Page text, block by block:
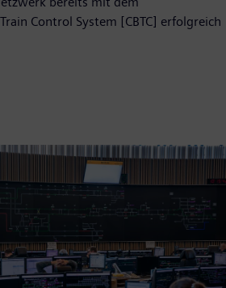
Control System [CBTC] erfolgreich